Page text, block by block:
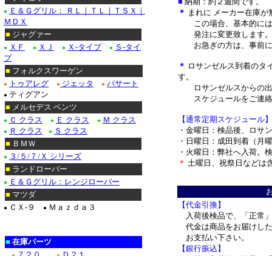
＊ まれに メーカー在庫
この場合、基本的には
発注に変更致します。
お急ぎの方は、事前に
＊ ロサンゼルス到着のタ
す。
ロサンゼルスからの出
スケジュールをご連絡
【通常定期スケジュール】
・金曜日：検品後、ロサ
・日曜日：成田到着（月
・火曜日：弊社へ入荷。
＊ 土曜日、祝祭日などは
【代金引換】
入荷後検品で、「正常
代金は商品をお届けし
お支払い下さい。
【銀行振込】
●
Ｅ＆Ｇグリル： ＲＬ｜ＴＬ｜ＴＳＸ｜
ＭＤＸ
■ ジャグァー
● ＸＦ ● ＸＪ ● Ｘ-タイプ ●
Ｓ-タイ
プ
■ フォルクスワーゲン
● トゥアレグ ● ジェッタ ● パサート
● ティグアン
■ メルセデス ベンツ
● Ｃ クラス ● Ｅ クラス ● Ｍ クラス
● Ｒ クラス ●
Ｓ クラス
■ ＢＭＷ
●
３/５/７/Ｘ シリーズ
■ ランドローバー
●
Ｅ＆Ｇグリル：レンジローバー
■ マツダ
● ＣＸ-９ ● Ｍａｚｄａ３
■ 在庫パーツ